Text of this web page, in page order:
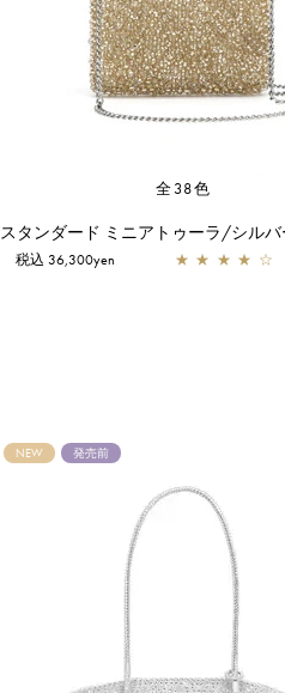
全38色
スタンダード ミニアトゥーラ/シルバ
税込 36,300yen ★ ★ ★ ★ ☆
NEW 発売前